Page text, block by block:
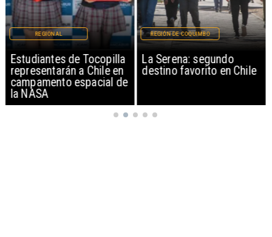
Estudiantes de Tocopilla
representarán a Chile en
campamento espacial de
la NASA
REGIONAL
La Serena: segundo
destino favorito en Chile
REGIÓN DE COQUIMBO